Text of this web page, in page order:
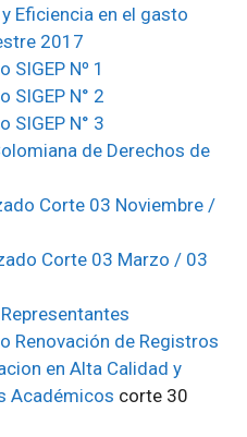
Eficiencia en el gasto
2017
Nº 1
SIGEP N° 2
SIGEP N° 3
de Derechos de
Corte 03 Noviembre /
Corte 03 Marzo / 03
Renovación de Registros
en Alta Calidad y
Académicos corte 30